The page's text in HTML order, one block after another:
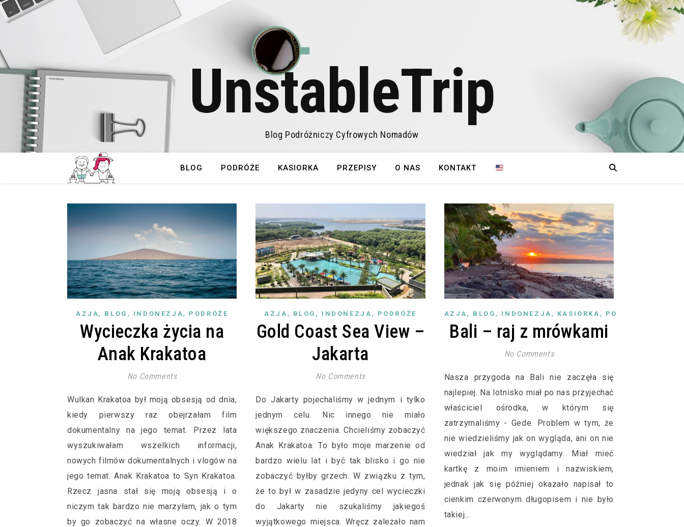
UnstableTrip
Blog Podróżniczy Cyfrowych Nomadów
BLOG PODRÓŻE KASIORKA PRZEPISY O NAS KONTAKT
AZJA, BLOG , INDONEZJA, PODRÓŻE
Wycieczka życia na
Anak Krakatoa
No Comments
Wulkan Krakatoa był moją obsesją od dnia,
kiedy pierwszy raz obejrzałam film
dokumentalny na jego temat. Przez lata
wyszukiwałam wszelkich informacji,
nowych filmów dokumentalnych i vlogów na
jego temat. Anak Krakatoa to Syn Krakatoa.
Rzecz jasna stał się moją obsesją i o
niczym tak bardzo nie marzyłam, jak o tym
by go zobaczyć na własne oczy. W 2018
AZJA , BLOG, INDONEZJA , PODRÓŻE
Gold Coast Sea View –
Jakarta
No Comments
Do Jakarty pojechaliśmy w jednym i tylko
jednym celu. Nic innego nie miało
większego znaczenia. Chcieliśmy zobaczyć
Anak Krakatoa. To było moje marzenie od
bardzo wielu lat i być tak blisko i go nie
zobaczyć byłby grzech. W związku z tym,
że to był w zasadzie jedyny cel wycieczki
do Jakarty nie szukaliśmy jakiegoś
wyjątkowego miejsca. Wręcz zależało nam
AZJA, BLOG, INDONEZJA , KASIORKA , PODRÓŻE
Bali – raj z mrówkami
No Comments
Nasza przygoda na Bali nie zaczęła się
najlepiej. Na lotnisko miał po nas przyjechać
właściciel ośrodka, w którym się
zatrzymaliśmy - Gede. Problem w tym, że
nie wiedzieliśmy jak on wygląda, ani on nie
wiedział jak my wyglądamy. Miał mieć
kartkę z moim imieniem i nazwiskiem,
jednak jak się później okazało napisał to
cienkim czerwonym długopisem i nie było
takiej…